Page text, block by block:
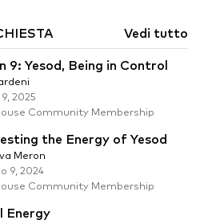
Vedi tutto
9: Yesod, Being in Control
2025
Community Membership
the Energy of Yesod
Meron
9, 2024
Community Membership
Energy